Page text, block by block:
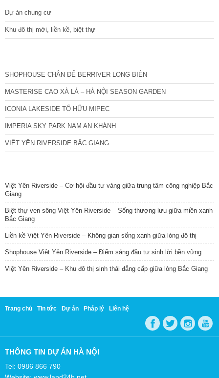
Dự án chung cư
Khu đô thị mới, liền kề, biệt thự
SHOPHOUSE CHÂN ĐẾ BERRIVER LONG BIÊN
MASTERISE CAO XÀ LÁ – HÀ NỘI SEASON GARDEN
ICONIA LAKESIDE TỐ HỮU MIPEC
IMPERIA SKY PARK NAM AN KHÁNH
VIỆT YÊN RIVERSIDE BẮC GIANG
Việt Yên Riverside – Cơ hội đầu tư vàng giữa trung tâm công nghiệp Bắc
Giang
Biệt thự ven sông Việt Yên Riverside – Sống thượng lưu giữa miền xanh
Bắc Giang
Liền kề Việt Yên Riverside – Không gian sống xanh giữa lòng đô thị
Shophouse Việt Yên Riverside – Điểm sáng đầu tư sinh lời bền vững
Việt Yên Riverside – Khu đô thị sinh thái đẳng cấp giữa lòng Bắc Giang
Trang chủ Tin tức Dự án Pháp lý Liên hệ
THÔNG TIN DỰ ÁN HÀ NỘI
Tel: 0986 866 790